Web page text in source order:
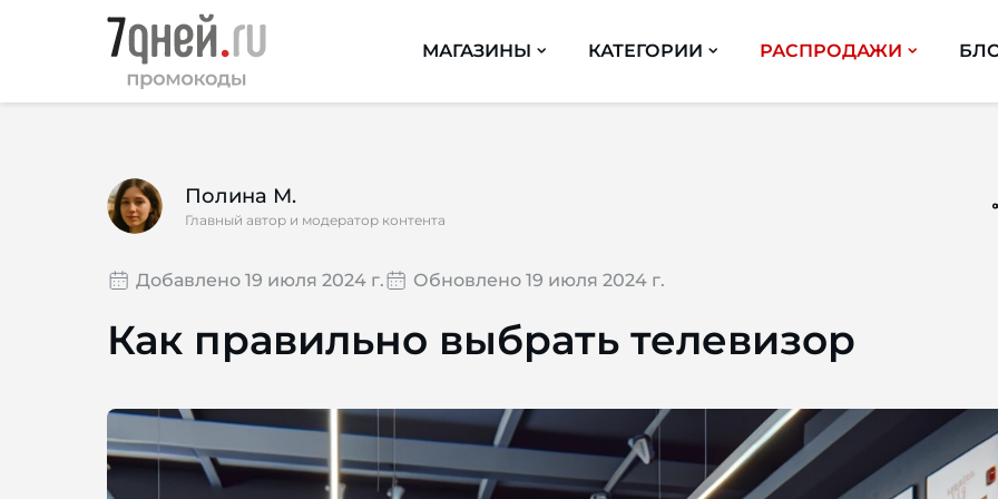
МАГАЗИНЫ КАТЕГОРИИ РАСПРОДАЖИ
Полина М.
Главный автор и модератор контента
Добавлено 19 июля 2024 г. Обновлено 19 июля 2024 г.
Как правильно выбрать телевизор